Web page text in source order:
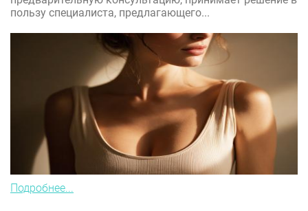
пользу специалиста, предлагающего...
Подробнее...